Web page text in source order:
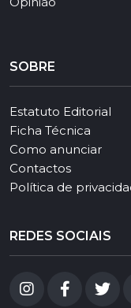
SOBRE
Estatuto Editorial
Ficha Técnica
Como anunciar
Contactos
Política de
REDES SOCIAIS